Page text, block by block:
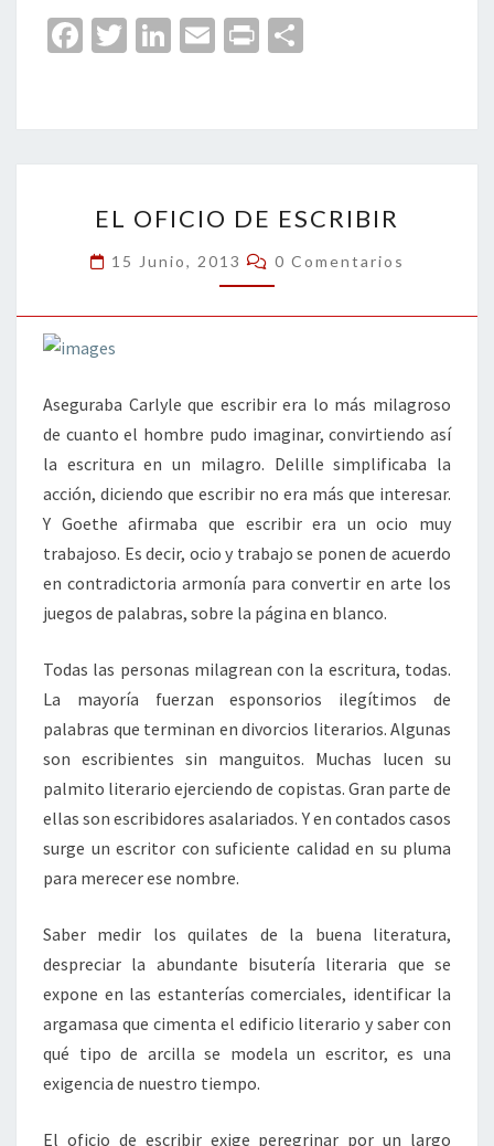
Fa
o
o
k
T
er
Li
dI
n
E
l
Pr
p
ar
tir
OFICIO
DE
ESCRIBIR
EL OFICIO DE ESCRIBIR
15 Junio, 2013 Comentarios
0 Comentarios
Aseguraba Carlyle que escribir era lo más milagroso
de cuanto el hombre pudo imaginar, convirtiendo así
la escritura en un milagro. Delille simplificaba la
acción, diciendo que escribir no era más que interesar.
Y Goethe afirmaba que escribir era un ocio muy
trabajoso. Es decir, ocio y trabajo se ponen de acuerdo
en contradictoria armonía para convertir en arte los
juegos de palabras, sobre la página en blanco.
Todas las personas milagrean con la escritura, todas.
La mayoría fuerzan esponsorios ilegítimos de
palabras que terminan en divorcios literarios. Algunas
son escribientes sin manguitos. Muchas lucen su
palmito literario ejerciendo de copistas. Gran parte de
ellas son escribidores asalariados. Y en contados casos
surge un escritor con suficiente calidad en su pluma
para merecer ese nombre.
Saber medir los quilates de la buena literatura,
despreciar la abundante bisutería literaria que se
expone en las estanterías comerciales, identificar la
argamasa que cimenta el edificio literario y saber con
qué tipo de arcilla se modela un escritor, es una
exigencia de nuestro tiempo.
El oficio de escribir exige peregrinar por un largo